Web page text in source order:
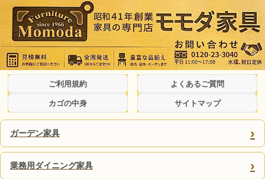
ご利用規約 よくあるご質問
カゴの中身 サイトマップ
ガーデン家具 ›
業務用ダイニング家具 ›